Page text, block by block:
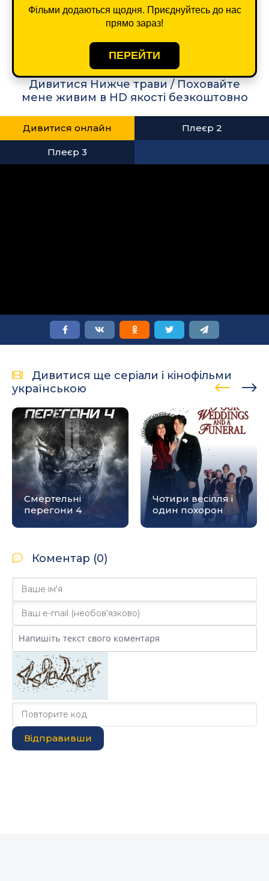
Фільми додаються щодня. Приєднуйтесь до нас
прямо зараз!
ПЕРЕЙТИ
Дивитися Нижче трави / Поховайте
мене живим в HD якості безкоштовно
Дивитися онлайн Плеєр 2
Плеєр 3
Дивитися ще серіали і кінофільми
українською
Смертельні
перегони 4
Чотири весілля і
один похорон
Коментар (0)
Відправивши